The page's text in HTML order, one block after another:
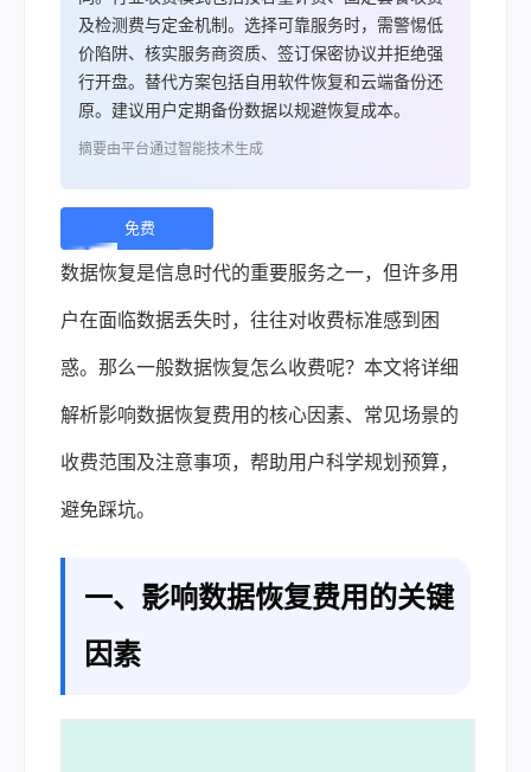
及检测费与定金机制。选择可靠服务时，需警惕低
价陷阱、核实服务商资质、签订保密协议并拒绝强
行开盘。替代方案包括自用软件恢复和云端备份还
原。建议用户定期备份数据以规避恢复成本。
摘要由平台通过智能技术生成
免费
下
载 |
数据恢复是信息时代的重要服务之一，但许多用
户在面临数据丢失时，往往对收费标准感到困
惑。那么一般数据恢复怎么收费呢？本文将详细
解析影响数据恢复费用的核心因素、常见场景的
收费范围及注意事项，帮助用户科学规划预算，
避免踩坑。
一、影响数据恢复费用的关键
因素